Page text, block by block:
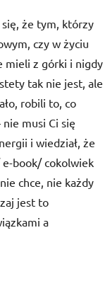
że tym, którzy
czy w życiu
mieli z górki i nigdy
tak nie jest, ale
robili to, co
musi Ci się
i wiedział, że
book/ cokolwiek
chce, nie każdy
jest to
a